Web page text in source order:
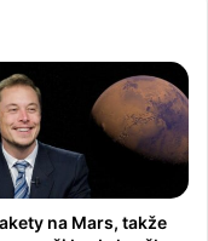
na Mars, takže